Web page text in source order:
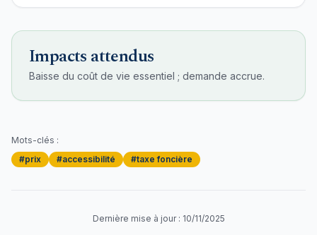
Impacts attendus
Baisse du coût de vie essentiel ; demande accrue.
Mots-clés :
#prix #accessibilité #taxe foncière
Dernière mise à jour : 10/11/2025